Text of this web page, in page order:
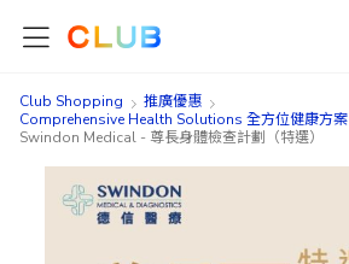
Club Shopping
推廣優惠
Comprehensive Health Solutions 全方位健康方案
Swindon Medical - 尊長身體檢查計劃（特選）